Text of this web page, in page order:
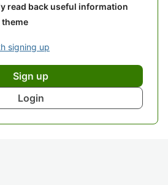
read back useful information
theme
signing up
Sign up
Login